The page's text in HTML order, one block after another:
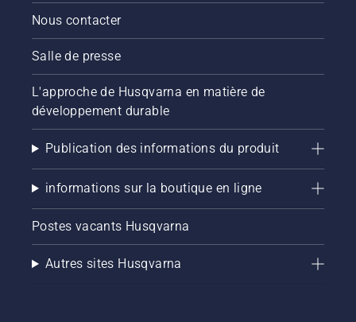
Nous contacter
Salle de presse
L'approche de Husqvarna en matière de
développement durable
Publication des informations du produit
informations sur la boutique en ligne
Postes vacants Husqvarna
Autres sites Husqvarna